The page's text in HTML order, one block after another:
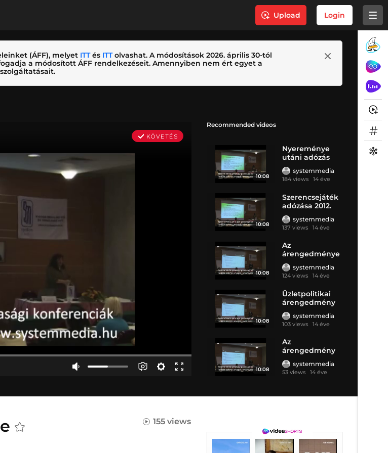
Upload Login
(ÁFF), melyet ITTés ITTolvashat. A módosítások 2026. április 30-tól
a módosított ÁFF rendelkezéseit. Amennyiben nem ért egyet a
Recommended videos
10:08
Nyereménye
utáni adózás
systemmedia
184 views 14 éve
10:08
Szerencsejáték
adózása 2012.
systemmedia
137 views 14 éve
10:08
Az
árengedménye
k típusai
systemmedia
124 views 14 éve
10:08
Üzletpolitikai
árengedmény
áfa
systemmedia
103 views 14 éve
10:08
Az
árengedmény
áfa kezelése
systemmedia
53 views 14 éve
155 views